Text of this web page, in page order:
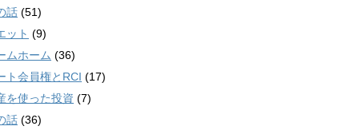
話 (51)
ット (9)
ムホーム (36)
ト会員権とRCI (17)
を使った投資 (7)
話 (36)